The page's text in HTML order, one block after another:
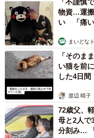
「不謹慎
物資…運搬
い 「痛い
まいどな
「そのま
い猫を前
した4日
渡辺 晴子
72歳父、
母と2人
分刻み…